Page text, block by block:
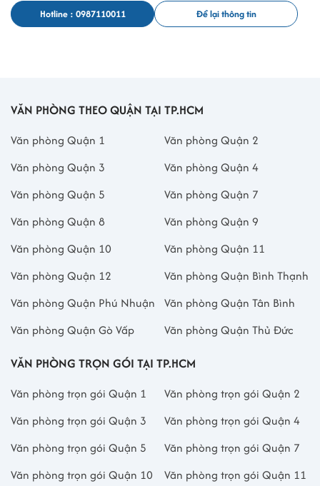
Hotline : 0987110011 Để lại thông tin
VĂN PHÒNG THEO QUẬN TẠI TP.HCM
Văn phòng Quận 1
Văn phòng Quận 2
Văn phòng Quận 3
Văn phòng Quận 4
Văn phòng Quận 5
Văn phòng Quận 7
Văn phòng Quận 8
Văn phòng Quận 9
Văn phòng Quận 10
Văn phòng Quận 11
Văn phòng Quận 12
Văn phòng Quận Bình Thạnh
Văn phòng Quận Phú Nhuận
Văn phòng Quận Tân Bình
Văn phòng Quận Gò Vấp
Văn phòng Quận Thủ Đức
VĂN PHÒNG TRỌN GÓI TẠI TP.HCM
Văn phòng trọn gói Quận 1
Văn phòng trọn gói Quận 2
Văn phòng trọn gói Quận 3
Văn phòng trọn gói Quận 4
Văn phòng trọn gói Quận 5
Văn phòng trọn gói Quận 7
Văn phòng trọn gói Quận 10
Văn phòng trọn gói Quận 11